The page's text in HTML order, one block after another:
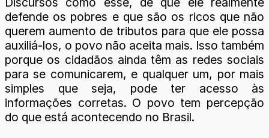
defende os pobres e que são os ricos que não
querem aumento de tributos para que ele possa
auxiliá-los, o povo não aceita mais. Isso também
porque os cidadãos ainda têm as redes sociais
para se comunicarem, e qualquer um, por mais
simples que seja, pode ter acesso às
informações corretas. O povo tem percepção
do que está acontecendo no Brasil.